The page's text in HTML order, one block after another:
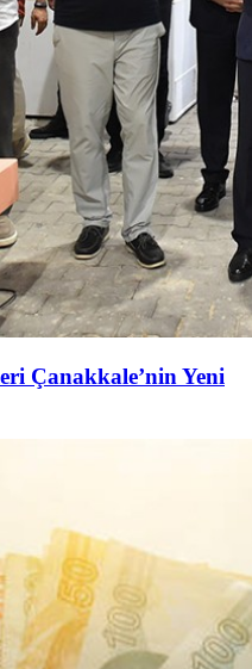
Çanakkale’nin Yeni